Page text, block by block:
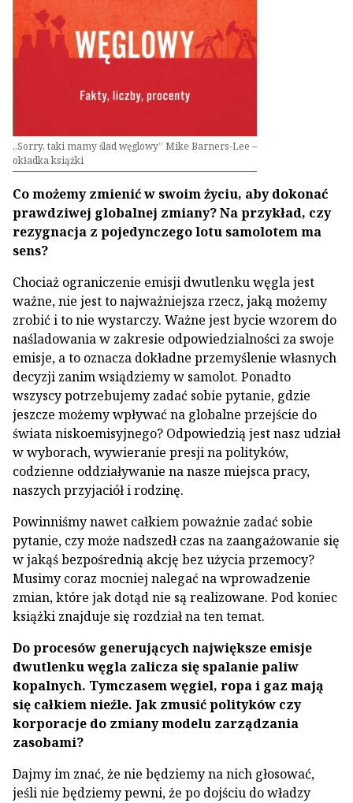
„Sorry, taki mamy ślad węglowy” Mike Barners-Lee –
okładka książki
Co możemy zmienić w swoim życiu, aby dokonać
prawdziwej globalnej zmiany? Na przykład, czy
rezygnacja z pojedynczego lotu samolotem ma
sens?
Chociaż ograniczenie emisji dwutlenku węgla jest
ważne, nie jest to najważniejsza rzecz, jaką możemy
zrobić i to nie wystarczy. Ważne jest bycie wzorem do
naśladowania w zakresie odpowiedzialności za swoje
emisje, a to oznacza dokładne przemyślenie własnych
decyzji zanim wsiądziemy w samolot. Ponadto
wszyscy potrzebujemy zadać sobie pytanie, gdzie
jeszcze możemy wpływać na globalne przejście do
świata niskoemisyjnego? Odpowiedzią jest nasz udział
w wyborach, wywieranie presji na polityków,
codzienne oddziaływanie na nasze miejsca pracy,
naszych przyjaciół i rodzinę.
Powinniśmy nawet całkiem poważnie zadać sobie
pytanie, czy może nadszedł czas na zaangażowanie się
w jakąś bezpośrednią akcję bez użycia przemocy?
Musimy coraz mocniej nalegać na wprowadzenie
zmian, które jak dotąd nie są realizowane. Pod koniec
książki znajduje się rozdział na ten temat.
Do procesów generujących największe emisje
dwutlenku węgla zalicza się spalanie paliw
kopalnych. Tymczasem węgiel, ropa i gaz mają
się całkiem nieźle. Jak zmusić polityków czy
korporacje do zmiany modelu zarządzania
zasobami?
Dajmy im znać, że nie będziemy na nich głosować,
jeśli nie będziemy pewni, że po dojściu do władzy